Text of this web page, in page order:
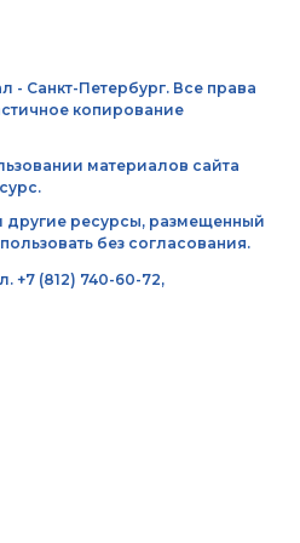
- Санкт-Петербург. Все права
копирование
материалов сайта
другие ресурсы, размещенный
без согласования.
+7 (812) 740-60-72,